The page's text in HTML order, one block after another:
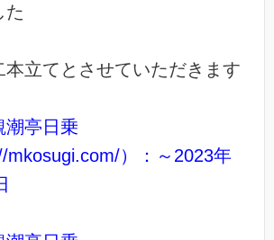
た
本立てとさせていただきます
潮亭日乗
mkosugi.com/）：～2023年